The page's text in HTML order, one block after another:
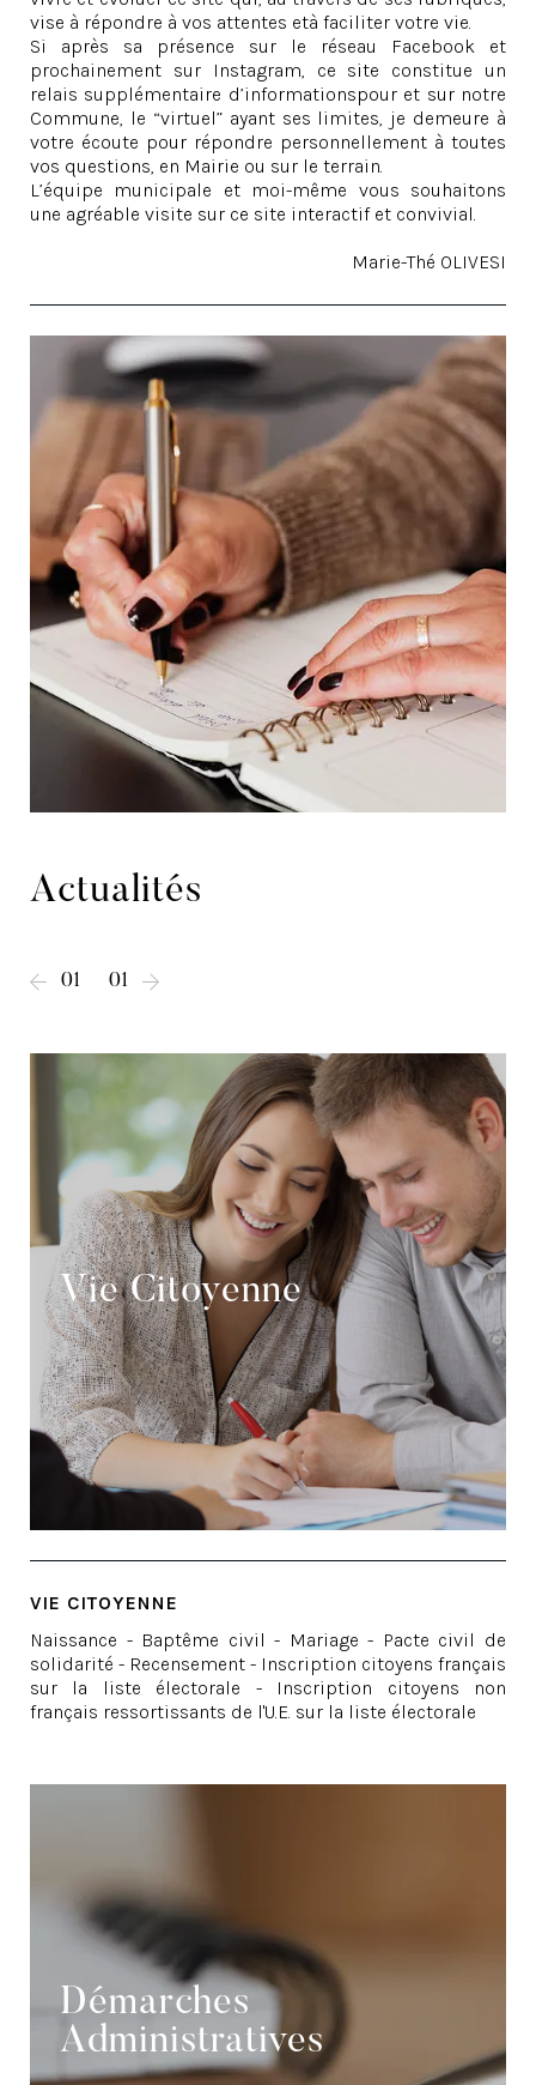
vise à répondre à vos attentes età faciliter votre vie.
Si après sa présence sur le réseau Facebook et
prochainement sur Instagram, ce site constitue un
relais supplémentaire d’informationspour et sur notre
Commune, le “virtuel” ayant ses limites, je demeure à
votre écoute pour répondre personnellement à toutes
vos questions, en Mairie ou sur le terrain.
L’équipe municipale et moi-même vous souhaitons
une agréable visite sur ce site interactif et convivial.
Marie-Thé OLIVESI
Actualités
01 01
Vie Citoyenne
VIE CITOYENNE
Naissance - Baptême civil - Mariage - Pacte civil de
solidarité - Recensement - Inscription citoyens français
sur la liste électorale - Inscription citoyens non
français ressortissants de l'U.E. sur la liste électorale
Démarches
Administratives